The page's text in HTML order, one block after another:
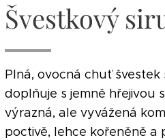
Švestkový
Plná, ovocná chuť
doplňuje s jemně hřejivou
výrazná, ale vyvážená
poctivě, lehce kořeněně a